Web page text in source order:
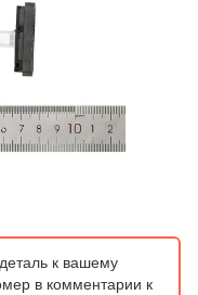
к вашему
в комментарии к